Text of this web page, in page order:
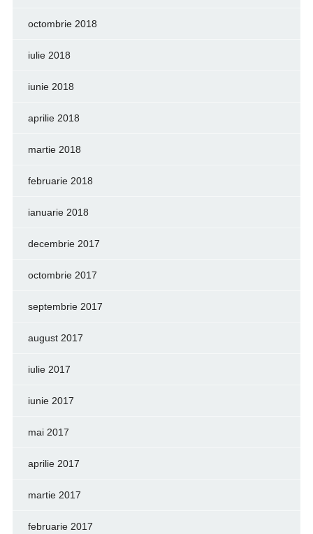
octombrie 2018
iulie 2018
iunie 2018
aprilie 2018
martie 2018
februarie 2018
ianuarie 2018
decembrie 2017
octombrie 2017
septembrie 2017
august 2017
iulie 2017
iunie 2017
mai 2017
aprilie 2017
martie 2017
februarie 2017